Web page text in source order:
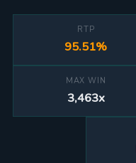
RTP
95.51%
MAX WIN
3,463x